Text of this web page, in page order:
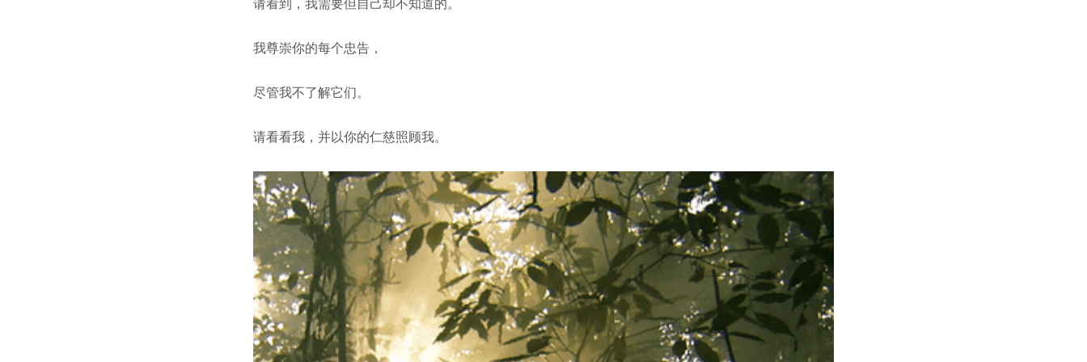
请看到，我需要但自己却不知道的。
我尊崇你的每个忠告，
尽管我不了解它们。
请看看我，并以你的仁慈照顾我。